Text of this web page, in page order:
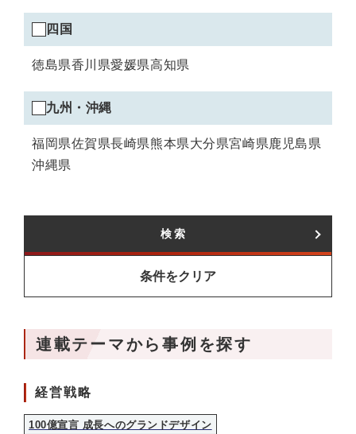
四国エリアの選択
四国
徳島県香川県愛媛県高知県
九州・沖縄エリアの選択
九州・沖縄
福岡県佐賀県長崎県熊本県大分県宮崎県鹿児島県
沖縄県
検索
条件をクリア
連載テーマから事例を探す
経営戦略
100億宣言 成長へのグランドデザイン